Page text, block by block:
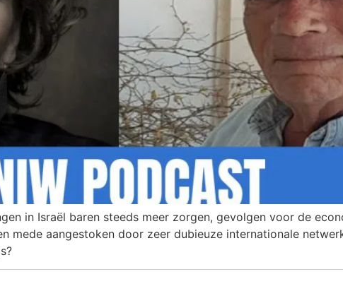
in Israël baren steeds meer zorgen, gevolgen voor de
mede aangestoken door zeer dubieuze internationale